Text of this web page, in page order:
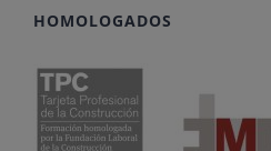
HOMOLOGADOS